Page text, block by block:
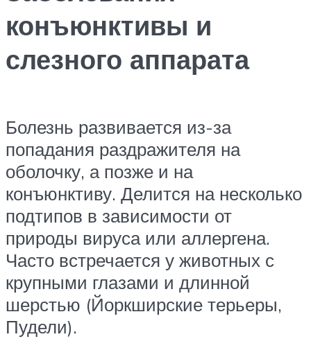
конъюнктивы и
слезного аппарата
Болезнь развивается из-за
попадания раздражителя на
оболочку, а позже и на
конъюнктиву. Делится на несколько
подтипов в зависимости от
природы вируса или аллергена.
Часто встречается у животных с
крупными глазами и длинной
шерстью (Йоркширские терьеры,
Пудели).